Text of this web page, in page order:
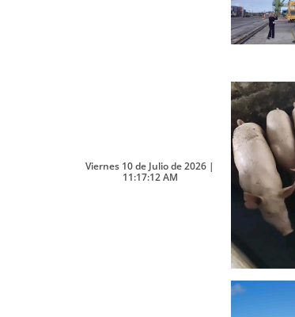
Viernes 10 de Julio de 2026 |
11:17:12 AM